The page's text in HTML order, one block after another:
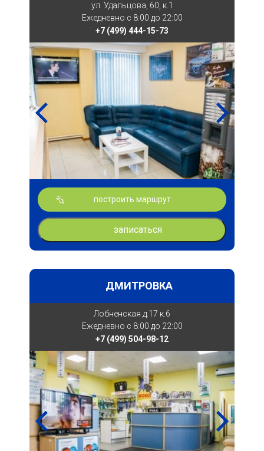
ул. Удальцова, 60, к.1
Ежедневно с 8:00 до 22:00
+7 (499) 444-15-73
построить маршрут
записаться
ДМИТРОВКА
Лобненская д.17 к.6
Ежедневно с 8:00 до 22:00
+7 (499) 504-98-12